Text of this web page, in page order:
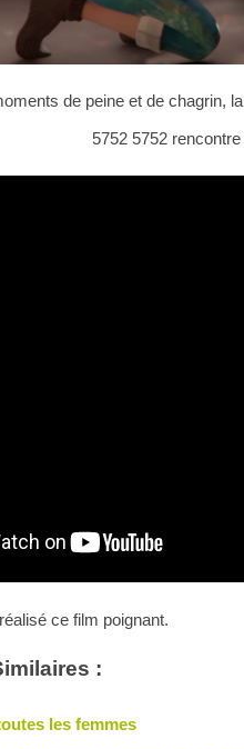
de peine et de chagrin,
ce film poignant.
:
les femmes